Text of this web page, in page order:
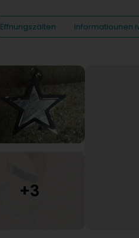
Ëffnungszäiten Informatiounen